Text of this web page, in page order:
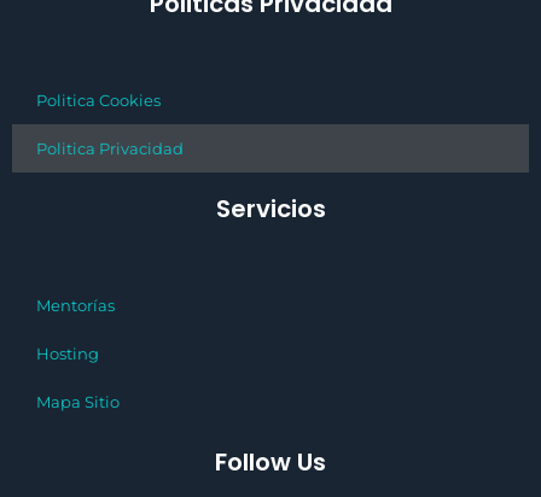
Politica Cookies
Politica Privacidad
Servicios
Mentorías
Hosting
Mapa Sitio
Follow Us